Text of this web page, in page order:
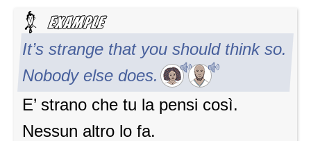
It’s strange that you should think so.
Nobody else does.
E’ strano che tu la pensi così.
Nessun altro lo fa.